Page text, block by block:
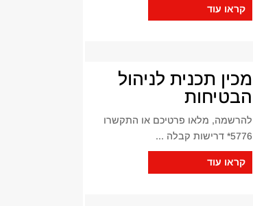
קראו עוד
מכין תכנית לניהול
הבטיחות
להרשמה, מלאו פרטיכם או התקשרו
5776* דרישות קבלה ...
קראו עוד